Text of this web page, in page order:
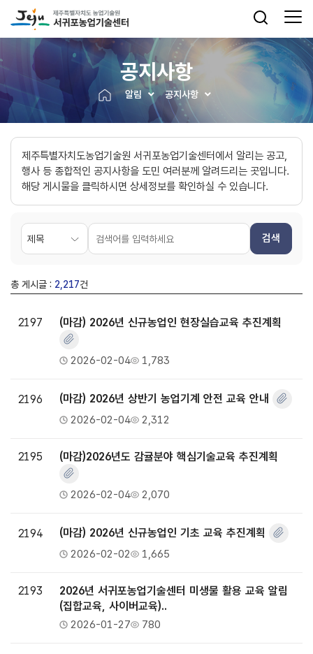
공지사항
알림 공지사항
제주특별자치도농업기술원 서귀포농업기술센터에서 알리는 공고,
행사 등 종합적인 공지사항을 도민 여러분께 알려드리는 곳입니다.
해당 게시물을 클릭하시면 상세정보를 확인하실 수 있습니다.
검색
총 게시글 : 2,217건
2197 (마감) 2026년 신규농업인 현장실습교육 추진계획
2026-02-04 1,783
2196 (마감) 2026년 상반기 농업기계 안전 교육 안내
2026-02-04 2,312
2195 (마감)2026년도 감귤분야 핵심기술교육 추진계획
2026-02-04 2,070
2194 (마감) 2026년 신규농업인 기초 교육 추진계획
2026-02-02 1,665
2193
2026년 서귀포농업기술센터 미생물 활용 교육 알림
(집합교육, 사이버교육)..
2026-01-27 780